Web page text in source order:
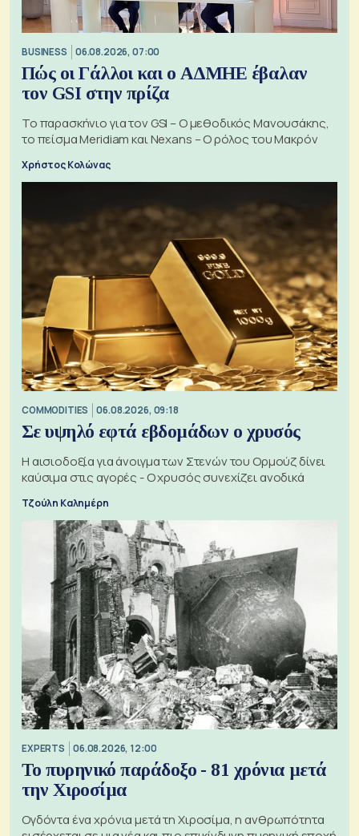
BUSINESS 06.08.2026, 07:00
Πώς οι Γάλλοι και ο ΑΔΜΗΕ έβαλαν
τον GSI στην πρίζα
Το παρασκήνιο για τον GSI – Ο μεθοδικός Μανουσάκης,
το πείσμα Meridiam και Nexans – Ο ρόλος του Μακρόν
Χρήστος Κολώνας
COMMODITIES 06.08.2026, 09:18
Σε υψηλό εφτά εβδομάδων ο χρυσός
Η αισιοδοξία για άνοιγμα των Στενών του Ορμούζ δίνει
καύσιμα στις αγορές - Ο χρυσός συνεχίζει ανοδικά
Τζούλη Καλημέρη
EXPERTS 06.08.2026, 12:00
Το πυρηνικό παράδοξο - 81 χρόνια μετά
την Χιροσίμα
Ογδόντα ένα χρόνια μετά τη Χιροσίμα, η ανθρωπότητα